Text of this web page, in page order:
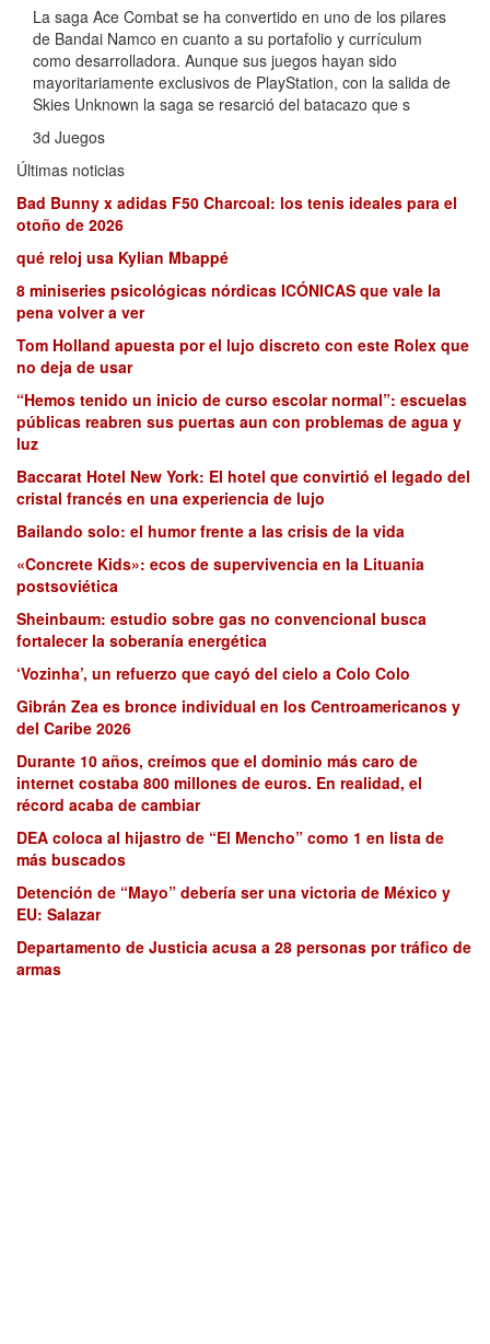
La saga Ace Combat se ha convertido en uno de los pilares
de Bandai Namco en cuanto a su portafolio y currículum
como desarrolladora. Aunque sus juegos hayan sido
mayoritariamente exclusivos de PlayStation, con la salida de
Skies Unknown la saga se resarció del batacazo que s
3d Juegos
Últimas noticias
Bad Bunny x adidas F50 Charcoal: los tenis ideales para el
otoño de 2026
qué reloj usa Kylian Mbappé
8 miniseries psicológicas nórdicas ICÓNICAS que vale la
pena volver a ver
Tom Holland apuesta por el lujo discreto con este Rolex que
no deja de usar
“Hemos tenido un inicio de curso escolar normal”: escuelas
públicas reabren sus puertas aun con problemas de agua y
luz
Baccarat Hotel New York: El hotel que convirtió el legado del
cristal francés en una experiencia de lujo
Bailando solo: el humor frente a las crisis de la vida
«Concrete Kids»: ecos de supervivencia en la Lituania
postsoviética
Sheinbaum: estudio sobre gas no convencional busca
fortalecer la soberanía energética
‘Vozinha’, un refuerzo que cayó del cielo a Colo Colo
Gibrán Zea es bronce individual en los Centroamericanos y
del Caribe 2026
Durante 10 años, creímos que el dominio más caro de
internet costaba 800 millones de euros. En realidad, el
récord acaba de cambiar
DEA coloca al hijastro de “El Mencho” como 1 en lista de
más buscados
Detención de “Mayo” debería ser una victoria de México y
EU: Salazar
Departamento de Justicia acusa a 28 personas por tráfico de
armas